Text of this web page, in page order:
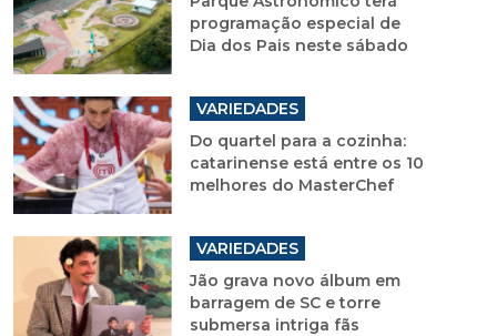
programação especial de
Dia dos Pais neste sábado
VARIEDADES
Do quartel para a cozinha:
catarinense está entre os 10
melhores do MasterChef
VARIEDADES
Jão grava novo álbum em
barragem de SC e torre
submersa intriga fãs